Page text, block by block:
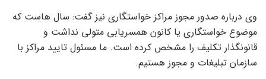
وی درباره صدور مجوز مراکز خواستگاری نیز گفت: سال هاست که
موضوع خواستگاری یا کانون همسریابی متولی نداشت و
قانونگذار تکلیف را مشخص کرده است. ما مسئول تایید مراکز با
سازمان تبلیغات و مجوز هستیم.